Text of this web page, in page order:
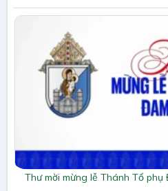
Thư mời mừng lễ Thánh Tổ phụ